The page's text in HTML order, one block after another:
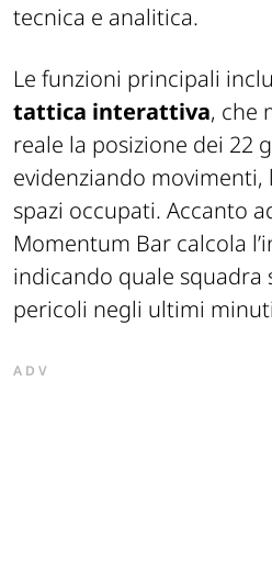
tecnica e analitica.
Le funzioni principali
tattica interattiva, che
reale la posizione dei 22
evidenziando movimenti,
spazi occupati. Accanto
Momentum Bar calcola
indicando quale squadra
pericoli negli ultimi
ADV